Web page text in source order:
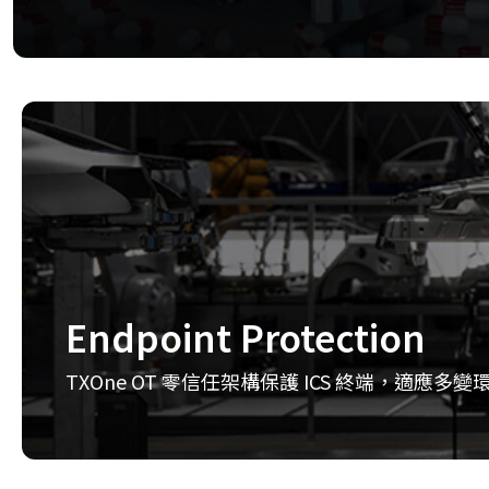
Endpoint Protection
TXOne OT 零信任架構保護 ICS 終端，適應多變